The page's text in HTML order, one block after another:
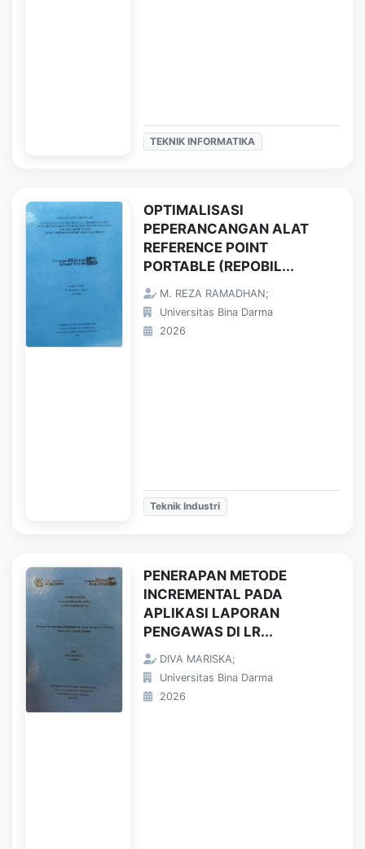
TEKNIK INFORMATIKA
OPTIMALISASI
PEPERANCANGAN ALAT
REFERENCE POINT
PORTABLE (REPOBIL...
M. REZA RAMADHAN;
Universitas Bina Darma
2026
Teknik Industri
PENERAPAN METODE
INCREMENTAL PADA
APLIKASI LAPORAN
PENGAWAS DI LR...
DIVA MARISKA;
Universitas Bina Darma
2026